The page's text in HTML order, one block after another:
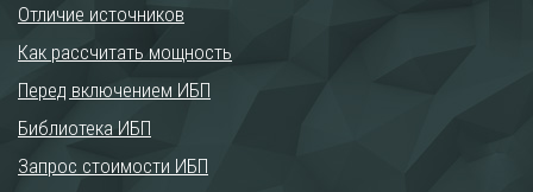
Отличие источников
Как рассчитать мощность
Перед включением ИБП
Библиотека ИБП
Запрос стоимости ИБП